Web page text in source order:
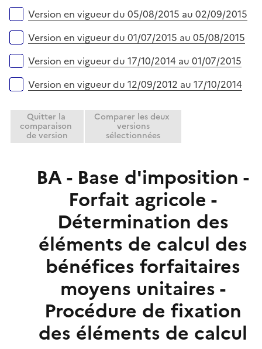
Version en vigueur du 05/08/2015 au 02/09/2015
Version en vigueur du 01/07/2015 au 05/08/2015
Version en vigueur du 17/10/2014 au 01/07/2015
Version en vigueur du 12/09/2012 au 17/10/2014
Quitter la
comparaison
de version
Comparer les deux
versions
sélectionnées
BA - Base d'imposition -
Forfait agricole -
Détermination des
éléments de calcul des
bénéfices forfaitaires
moyens unitaires -
Procédure de fixation
des éléments de calcul